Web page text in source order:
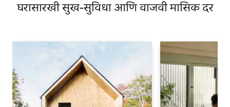
घरासारखी सुख-सुविधा आणि वाजवी मासिक दर